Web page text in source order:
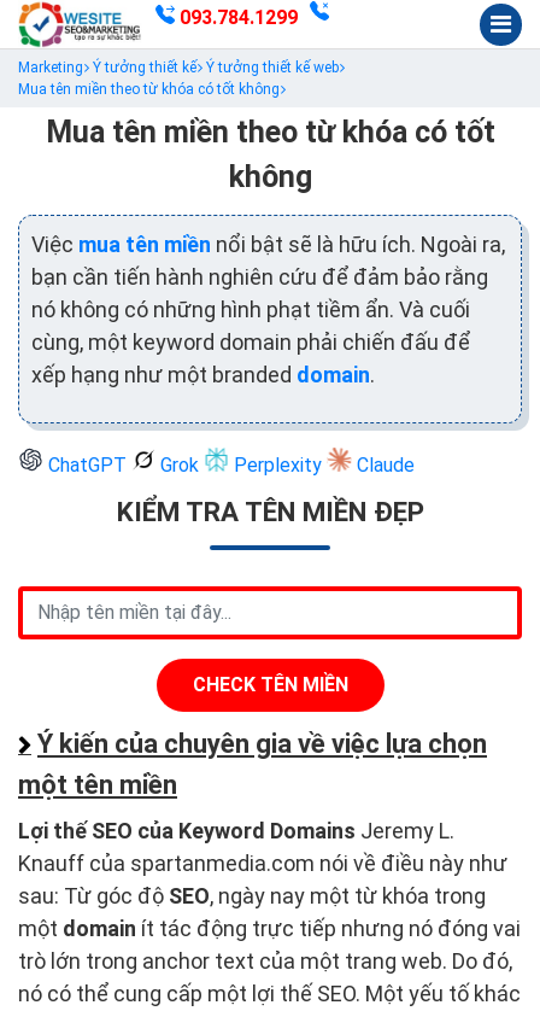
093.784.1299
Marketing Ý tưởng thiết kế Ý tưởng thiết kế web
Mua tên miền theo từ khóa có tốt không
Mua tên miền theo từ khóa có tốt
không
Việc mua tên miền nổi bật sẽ là hữu ích. Ngoài ra,
bạn cần tiến hành nghiên cứu để đảm bảo rằng
nó không có những hình phạt tiềm ẩn. Và cuối
cùng, một keyword domain phải chiến đấu để
xếp hạng như một branded domain.
ChatGPT Grok Perplexity Claude
KIỂM TRA TÊN MIỀN ĐẸP
CHECK TÊN MIỀN
Ý kiến của chuyên gia về việc lựa chọn
một tên miền
Lợi thế SEO của Keyword Domains Jeremy L.
Knauff của spartanmedia.com nói về điều này như
sau: Từ góc độ SEO, ngày nay một từ khóa trong
một domain ít tác động trực tiếp nhưng nó đóng vai
trò lớn trong anchor text của một trang web. Do đó,
nó có thể cung cấp một lợi thế SEO. Một yếu tố khác